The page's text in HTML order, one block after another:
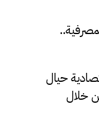
حيال
خلال